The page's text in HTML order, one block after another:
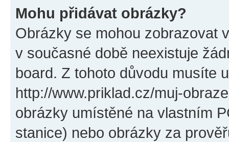
Mohu přidávat obrázky?
Obrázky se mohou zobrazovat
v současné době neexistuje
board. Z tohoto důvodu musíte
http://www.priklad.cz/muj-
obrázky umístěné na vlastním
stanice) nebo obrázky za